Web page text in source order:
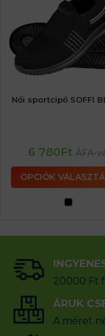
Női sportcipő SOFFI
6 780Ft ÁFA-
OPCIÓK
20000 Ft
ÁRUK
A méret